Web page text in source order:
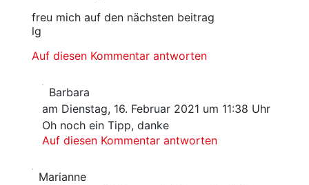
freu mich auf den nächsten beitrag
lg
Auf diesen Kommentar antworten
Barbara
am Dienstag, 16. Februar 2021 um 11:38 Uhr
Oh noch ein Tipp, danke
Auf diesen Kommentar antworten
Marianne